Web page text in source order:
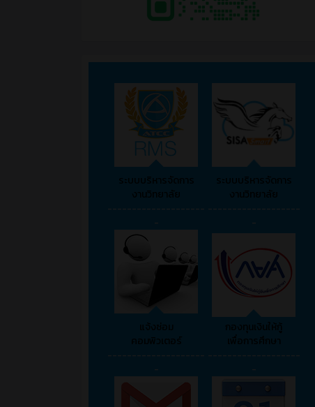
ระบบบริหารจัดการ
งานวิทยาลัย
ระบบบริหารจัดการ
งานวิทยาลัย
--------------------
-
-------------------
-
แจ้งซ่อม
คอมพิวเตอร์
กองทุนเงินให้กู้
เพื่อการศึกษา
--------------------
-
-------------------
-